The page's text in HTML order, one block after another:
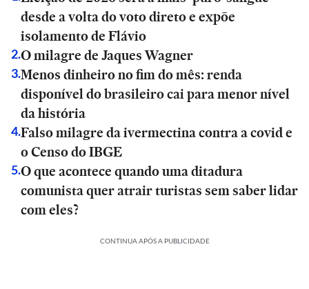
desde a volta do voto direto e expõe
isolamento de Flávio
2.O milagre de Jaques Wagner
3.Menos dinheiro no fim do mês: renda
disponível do brasileiro cai para menor nível
da história
4.Falso milagre da ivermectina contra a covid e
o Censo do IBGE
5.O que acontece quando uma ditadura
comunista quer atrair turistas sem saber lidar
com eles?
CONTINUA APÓS A PUBLICIDADE